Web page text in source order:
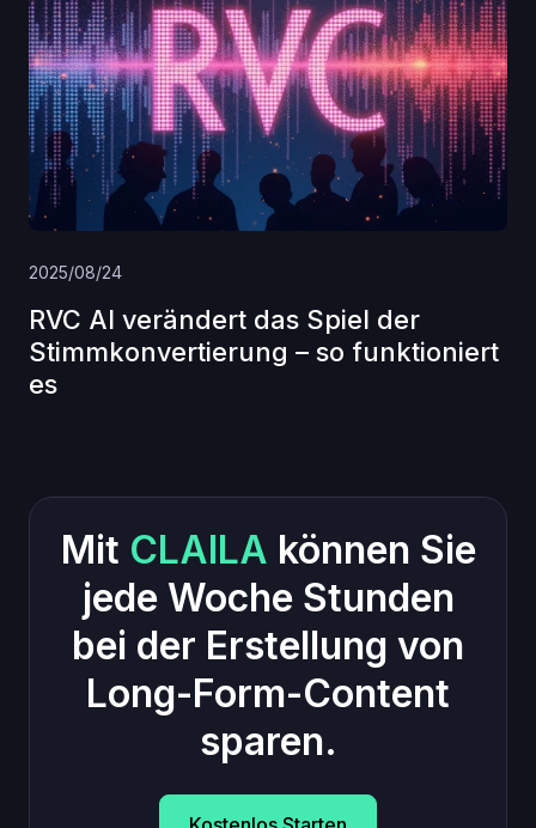
2025/08/24
RVC AI verändert das Spiel der
Stimmkonvertierung – so funktioniert
es
Mit CLAILA können Sie
jede Woche Stunden
bei der Erstellung von
Long-Form-Content
sparen.